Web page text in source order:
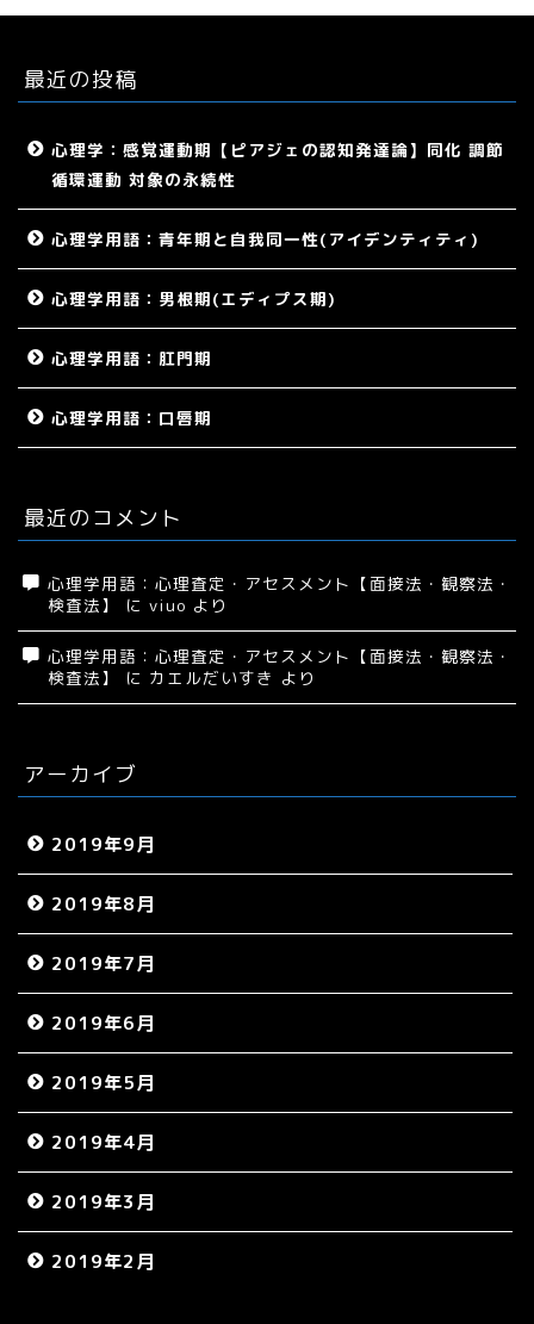
最近の投稿
心理学：感覚運動期【ピアジェの認知発達論】同化 調節
循環運動 対象の永続性
心理学用語：青年期と自我同一性(アイデンティティ)
心理学用語：男根期(エディプス期)
心理学用語：肛門期
心理学用語：口唇期
最近のコメント
心理学用語：心理査定・アセスメント【面接法・観察法・
検査法】
に viuo より
心理学用語：心理査定・アセスメント【面接法・観察法・
検査法】
に カエルだいすき より
アーカイブ
2019年9月
2019年8月
2019年7月
2019年6月
2019年5月
2019年4月
2019年3月
2019年2月